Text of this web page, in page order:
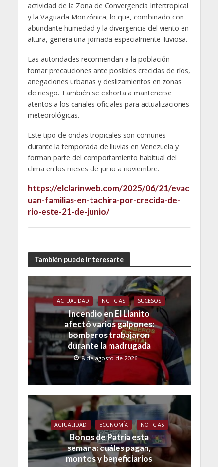
actividad de la Zona de Convergencia Intertropical
y la Vaguada Monzónica, lo que, combinado con
abundante humedad y la divergencia del viento en
altura, genera una jornada especialmente lluviosa.
Las autoridades recomiendan a la población
tomar precauciones ante posibles crecidas de ríos,
anegaciones urbanas y deslizamientos en zonas
de riesgo. También se exhorta a mantenerse
atentos a los canales oficiales para actualizaciones
meteorológicas.
Este tipo de ondas tropicales son comunes
durante la temporada de lluvias en Venezuela y
forman parte del comportamiento habitual del
clima en los meses de junio a noviembre.
https://elclarinweb.com/2025/06/21/evac
uan-familias-en-tachira-por-crecida-de-
rio-este-21-de-junio/
También puede interesarte
ACTUALIDAD NOTICIAS SUCESOS
Incendio en El Llanito
afectó varios galpones:
bomberos trabajaron
durante la madrugada
8 de agosto de 2026
ACTUALIDAD ECONOMÍA NOTICIAS
Bonos de Patria esta
semana: cuáles pagan,
montos y beneficiarios